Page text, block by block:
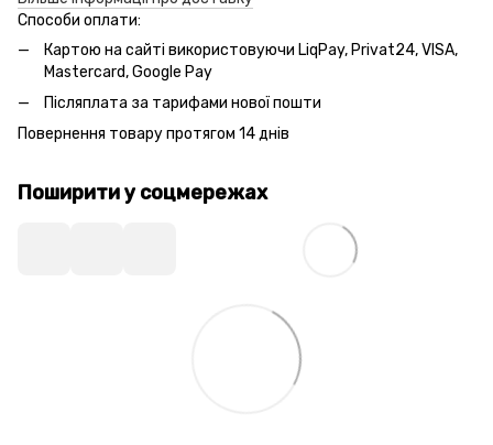
Способи оплати:
Картою на сайті використовуючи LiqPay, Privat24, VISA,
Mastercard, Google Pay
Післяплата за тарифами нової пошти
Повернення товару протягом 14 днів
Поширити у соцмережах